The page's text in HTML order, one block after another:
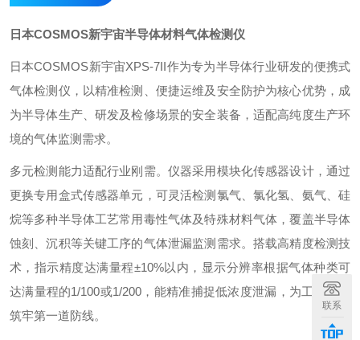
日本COSMOS新宇宙半导体材料气体检测仪
日本COSMOS新宇宙XPS-7II作为专为半导体行业研发的便携式
气体检测仪，以精准检测、便捷运维及安全防护为核心优势，成
为半导体生产、研发及检修场景的安全装备，适配高纯度生产环
境的气体监测需求。
多元检测能力适配行业刚需。仪器采用模块化传感器设计，通过
更换专用盒式传感器单元，可灵活检测氯气、氯化氢、氨气、硅
烷等多种半导体工艺常用毒性气体及特殊材料气体，覆盖半导体
蚀刻、沉积等关键工序的气体泄漏监测需求。搭载高精度检测技
术，指示精度达满量程±10%以内，显示分辨率根据气体种类可
达满量程的1/100或1/200，能精准捕捉低浓度泄漏，为工艺安全
筑牢第一道防线。
联系